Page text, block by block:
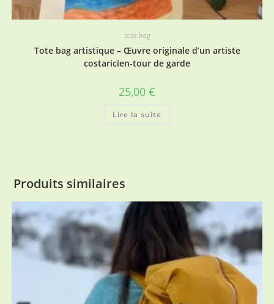
tote bag
Tote bag artistique – Œuvre originale d’un artiste
costaricien-tour de garde
25,00 €
Lire la suite
Produits similaires